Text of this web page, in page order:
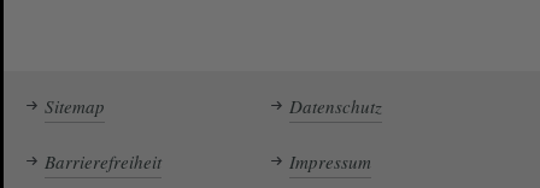
Sitemap Datenschutz
Barrierefreiheit Impressum